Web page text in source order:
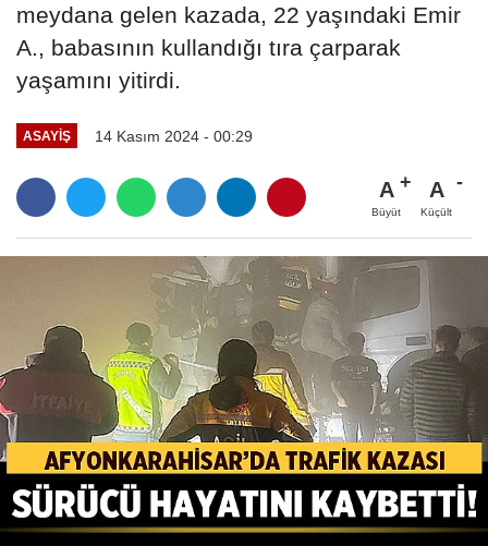
meydana gelen kazada, 22 yaşındaki Emir
A., babasının kullandığı tıra çarparak
yaşamını yitirdi.
ASAYIŞ 14 Kasım 2024 - 00:29
A
Büyüt
A
Küçült